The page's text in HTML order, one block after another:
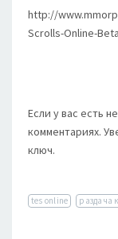
http://
Scrolls-Online-
Если у вас есть
комментариях.
ключ.
tes online раздача